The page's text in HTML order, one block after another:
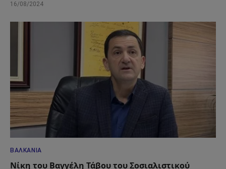
16/08/2024
ΒΑΛΚΆΝΙΑ
Νίκη του Βαγγέλη Τάβου του Σοσιαλιστικού